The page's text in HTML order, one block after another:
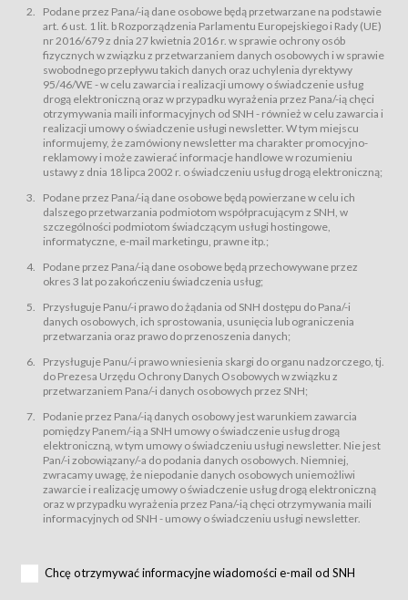
Sklep – sklep internetowy prowadzony przez Usługodawcę w Serwisie;
Regulamin – niniejszy regulamin.
§ 2
Postanowienia ogólne
Regulamin określa zasady:
świadczenia Usługobiorcom Usług przez Usługodawcę, z
zastrzeżeniem usług, o których mowa w ust. 2 pkt. 4 i 5 poniżej, których
zasady świadczenia precyzują odrębne regulaminy,
przetwarzania przez Usługodawcę danych osobowych Usługobiorców
będących osobami fizycznymi.
świadczy Usługi drogą elektroniczną w rozumieniu ustawy z dnia 18 lipca
2002 r. o świadczeniu usług drogą elektroniczną (Dz.U. z 2002 r., Nr 144, poz.
1204, z późń. zm.). Usługi świadczone są nieodpłatnie.
usługę przeglądania i odczytywania przez Usługobiorców materiałów
zamieszczanych w Serwisie,
usługę utrzymywania konta użytkownika w Serwisie,
usługę newsletter,
usługę zawierania na odległość umów nabycia Karnetów i Biletów,
usługę zawierania na odległość umów sprzedaży w Sklepie.
dnia 18 lipca 2002 r. o świadczeniu usług drogą elektroniczną (Dz.U. z 2002
r., Nr 144, poz. 1204, z późń. zm.). Usługi świadczone są nieodpłatnie.
Na zasadach określonych w Regulaminie dostęp do Serwisu jest otwarty dla
Usługobiorca przed rozpoczęciem korzystania z Serwisu jest zobowiązany
zapoznać się z Regulaminem. Założenie konta w Serwisie oraz zamówienie
usługi newsletter za pośrednictwem przeznaczonego do tego formularza
zamieszczonego na stronach Serwisu dostępnych dla wszystkich
Usługobiorców wymaga akceptacji postanowień Regulaminu.
Usługobiorca zobowiązany jest do przestrzegania postanowień Regulaminu
od chwili rozpoczęcia korzystania z Serwisu.
Regulamin jest udostępniony Usługobiorcom nieodpłatnie za
Warunki techniczne korzystania z Usług
Podane przez Pana/-ią dane osobowe będą przetwarzane na podstawie
art. 6 ust. 1 lit. b Rozporządzenia Parlamentu Europejskiego i Rady (UE)
nr 2016/679 z dnia 27 kwietnia 2016 r. w sprawie ochrony osób
fizycznych w związku z przetwarzaniem danych osobowych i w sprawie
swobodnego przepływu takich danych oraz uchylenia dyrektywy
95/46/WE - w celu zawarcia i realizacji umowy o świadczenie usług
drogą elektroniczną oraz w przypadku wyrażenia przez Pana/-ią chęci
otrzymywania maili informacyjnych od SNH - również w celu zawarcia i
realizacji umowy o świadczenie usługi newsletter. W tym miejscu
informujemy, że zamówiony newsletter ma charakter promocyjno-
reklamowy i może zawierać informacje handlowe w rozumieniu
ustawy z dnia 18 lipca 2002 r. o świadczeniu usług drogą elektroniczną;
Podane przez Pana/-ią dane osobowe będą powierzane w celu ich
dalszego przetwarzania podmiotom współpracującym z SNH, w
szczególności podmiotom świadczącym usługi hostingowe,
informatyczne, e-mail marketingu, prawne itp.;
Podane przez Pana/-ią dane osobowe będą przechowywane przez
okres 3 lat po zakończeniu świadczenia usług;
Przysługuje Panu/-i prawo do żądania od SNH dostępu do Pana/-i
danych osobowych, ich sprostowania, usunięcia lub ograniczenia
przetwarzania oraz prawo do przenoszenia danych;
Przysługuje Panu/-i prawo wniesienia skargi do organu nadzorczego, tj.
do Prezesa Urzędu Ochrony Danych Osobowych w związku z
przetwarzaniem Pana/-i danych osobowych przez SNH;
Podanie przez Pana/-ią danych osobowy jest warunkiem zawarcia
pomiędzy Panem/-ią a SNH umowy o świadczenie usług drogą
elektroniczną, w tym umowy o świadczeniu usługi newsletter. Nie jest
Pan/-i zobowiązany/-a do podania danych osobowych. Niemniej,
zwracamy uwagę, że niepodanie danych osobowych uniemożliwi
zawarcie i realizację umowy o świadczenie usług drogą elektroniczną
oraz w przypadku wyrażenia przez Pana/-ią chęci otrzymywania maili
informacyjnych od SNH - umowy o świadczeniu usługi newsletter.
Chcę otrzymywać informacyjne wiadomości e-mail od SNH